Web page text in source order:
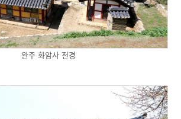
완주 화암사 전경